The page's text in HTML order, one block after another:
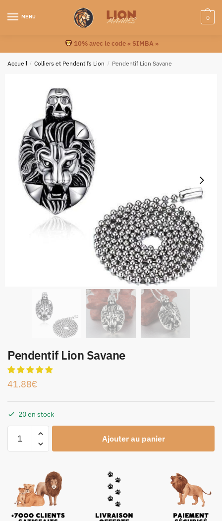
MENU 0
10% avec le code « SIMBA »
Accueil / Colliers et Pendentifs Lion / Pendentif Lion Savane
Pendentif Lion Savane
41.88€
20 en stock
Ajouter au panier